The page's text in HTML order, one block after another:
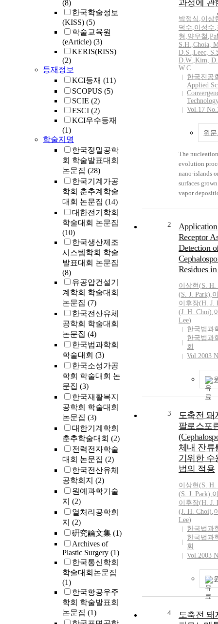
(8)
한국학술정보
(KISS) (5)
학술교육원
(eArticle) (3)
KERIS(RISS)
(2)
등재정보
KCI등재 (11)
SCOPUS (5)
SCIE (2)
ESCI (2)
KCI우수등재
(1)
학술지명
한국정밀공학
회 학술발표대회
논문집 (28)
한국기계가공
학회 춘추계학술
대회 논문집 (14)
대한전기학회
학술대회 논문집
(10)
한국생산제조
시스템학회 학술
발표대회 논문집
(8)
유공압건설기
계학회 학술대회
논문집 (7)
한국전산유체
공학회 학술대회
논문집 (4)
한국법과학회
학술대회 (3)
한국소성가공
학회 학술대회 논
문집 (3)
한국재활복지
공학회 학술대회
논문집 (3)
대한기계학회
춘추학술대회 (2)
전력전자학술
대회 논문집 (2)
한국전산유체
공학회지 (2)
원예과학기술
지 (2)
열처리공학회
지 (2)
硏究論文集 (1)
Archives of
Plastic Surgery (1)
한국통신학회
학술대회논문집
(1)
한국항공우주
학회 학술발표회
논문집 (1)
과정에 관
박정식 ,이상
덕수,이성수,
형 ,양우철 ,
S.H.,Choia,
D.S.,Leec, S.
D.W.,Kim, D.
W.C.
한국진공
Applied
Vol.17
원
The
evolution
nano-islands
surfaces
vapor
nano-islands
exposing the
mixture of
H2 at
and
growth
temperature,
annealing
size, number
surface
investigated.
deposition
${\sim}5$
with a growth
observed
on the
to island
deposition of
shape
pyramid and
and
The lateral
number
from
during the
process. In
samples
morphology
showed that
pyramid
deposition of
2
Receptor
Detection
Residues
이상현(S. H.
(S. J. Park),
이후장(H. J.
(J. H. Choi),
Lee)
한국법과
한국법과
회
Vol.2003
3
도축전 돼
팔로스포
체내 잔류
기위한 수
법의 적용
이상현(S. H.
(S. J. Park),
이후장(H. J.
(J. H. Choi),
Lee)
한국법과
한국법과
회
Vol.2003
4
도축전 돼